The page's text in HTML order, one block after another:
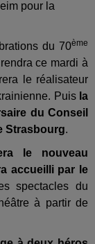
pour la
du 70ème
ce mardi à
le réalisateur
Puis la
du Conseil
Strasbourg.
le nouveau
accueilli par le
spectacles du
à partir de